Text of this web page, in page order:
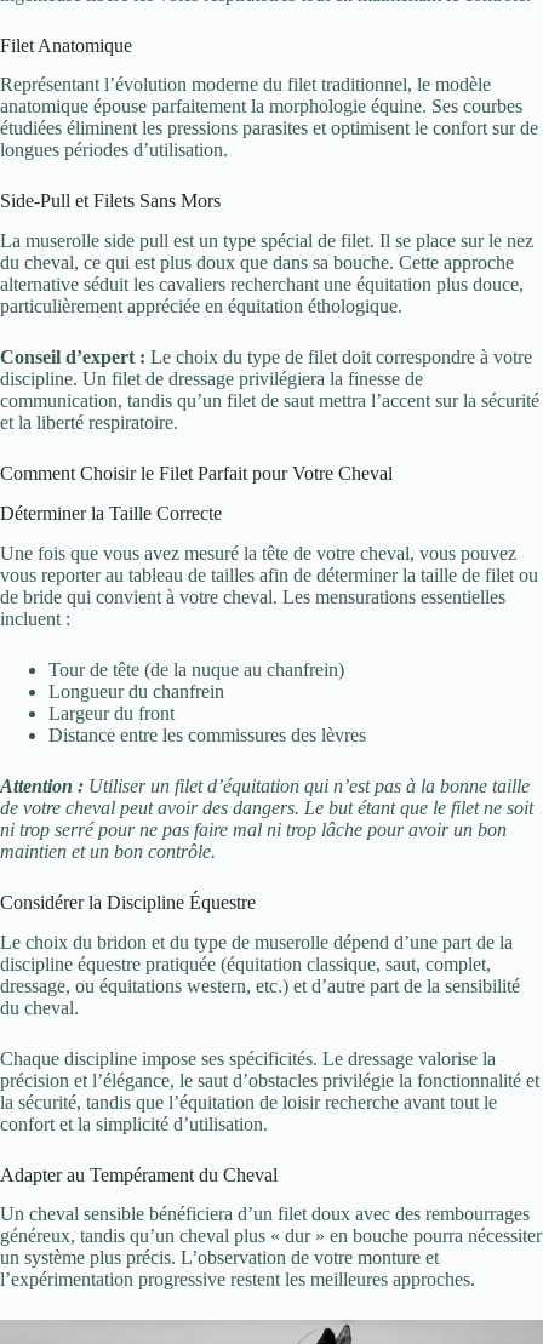
Filet Anatomique
Représentant l’évolution moderne du filet traditionnel, le modèle
anatomique épouse parfaitement la morphologie équine. Ses courbes
étudiées éliminent les pressions parasites et optimisent le confort sur de
longues périodes d’utilisation.
Side-Pull et Filets Sans Mors
La muserolle side pull est un type spécial de filet. Il se place sur le nez
du cheval, ce qui est plus doux que dans sa bouche. Cette approche
alternative séduit les cavaliers recherchant une équitation plus douce,
particulièrement appréciée en équitation éthologique.
Conseil d’expert : Le choix du type de filet doit correspondre à votre
discipline. Un filet de dressage privilégiera la finesse de
communication, tandis qu’un filet de saut mettra l’accent sur la sécurité
et la liberté respiratoire.
Comment Choisir le Filet Parfait pour Votre Cheval
Déterminer la Taille Correcte
Une fois que vous avez mesuré la tête de votre cheval, vous pouvez
vous reporter au tableau de tailles afin de déterminer la taille de filet ou
de bride qui convient à votre cheval. Les mensurations essentielles
incluent :
Tour de tête (de la nuque au chanfrein)
Longueur du chanfrein
Largeur du front
Distance entre les commissures des lèvres
Attention : Utiliser un filet d’équitation qui n’est pas à la bonne taille
de votre cheval peut avoir des dangers. Le but étant que le filet ne soit
ni trop serré pour ne pas faire mal ni trop lâche pour avoir un bon
maintien et un bon contrôle.
Considérer la Discipline Équestre
Le choix du bridon et du type de muserolle dépend d’une part de la
discipline équestre pratiquée (équitation classique, saut, complet,
dressage, ou équitations western, etc.) et d’autre part de la sensibilité
du cheval.
Chaque discipline impose ses spécificités. Le dressage valorise la
précision et l’élégance, le saut d’obstacles privilégie la fonctionnalité et
la sécurité, tandis que l’équitation de loisir recherche avant tout le
confort et la simplicité d’utilisation.
Adapter au Tempérament du Cheval
Un cheval sensible bénéficiera d’un filet doux avec des rembourrages
généreux, tandis qu’un cheval plus « dur » en bouche pourra nécessiter
un système plus précis. L’observation de votre monture et
l’expérimentation progressive restent les meilleures approches.